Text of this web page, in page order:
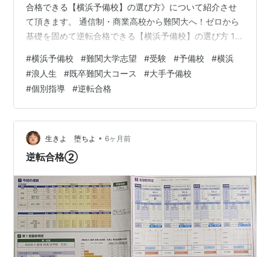
合格できる【横浜予備校】の選び方》について紹介させ
て頂きます。 通信制・商業高校から難関大へ！ゼロから
基礎を固めて逆転合格できる【横浜予備校】の選び方 1.
ルな壁」 カリキュラムの違いによる「基礎知識の空白」
一般的な大手予備校のシステムが合わない理由 2. ゼロか
ら這い上がる！横浜予備校の【極少人数制】と【プロ講
師】 1名〜最大4名の徹底した少人数授業 基礎の「な
ぜ？」を見抜くプロの診断力 3. 「わかったつもり」を許
さないアウトプット『ハマ…
#横浜予備校 #難関大学志望 #受験 #予備校 #横浜
#浪人生 #既卒難関大コース #大手予備校
#個別指導 #逆転合格
生きよ 堕ちよ • 6ヶ月前
逆転合格②